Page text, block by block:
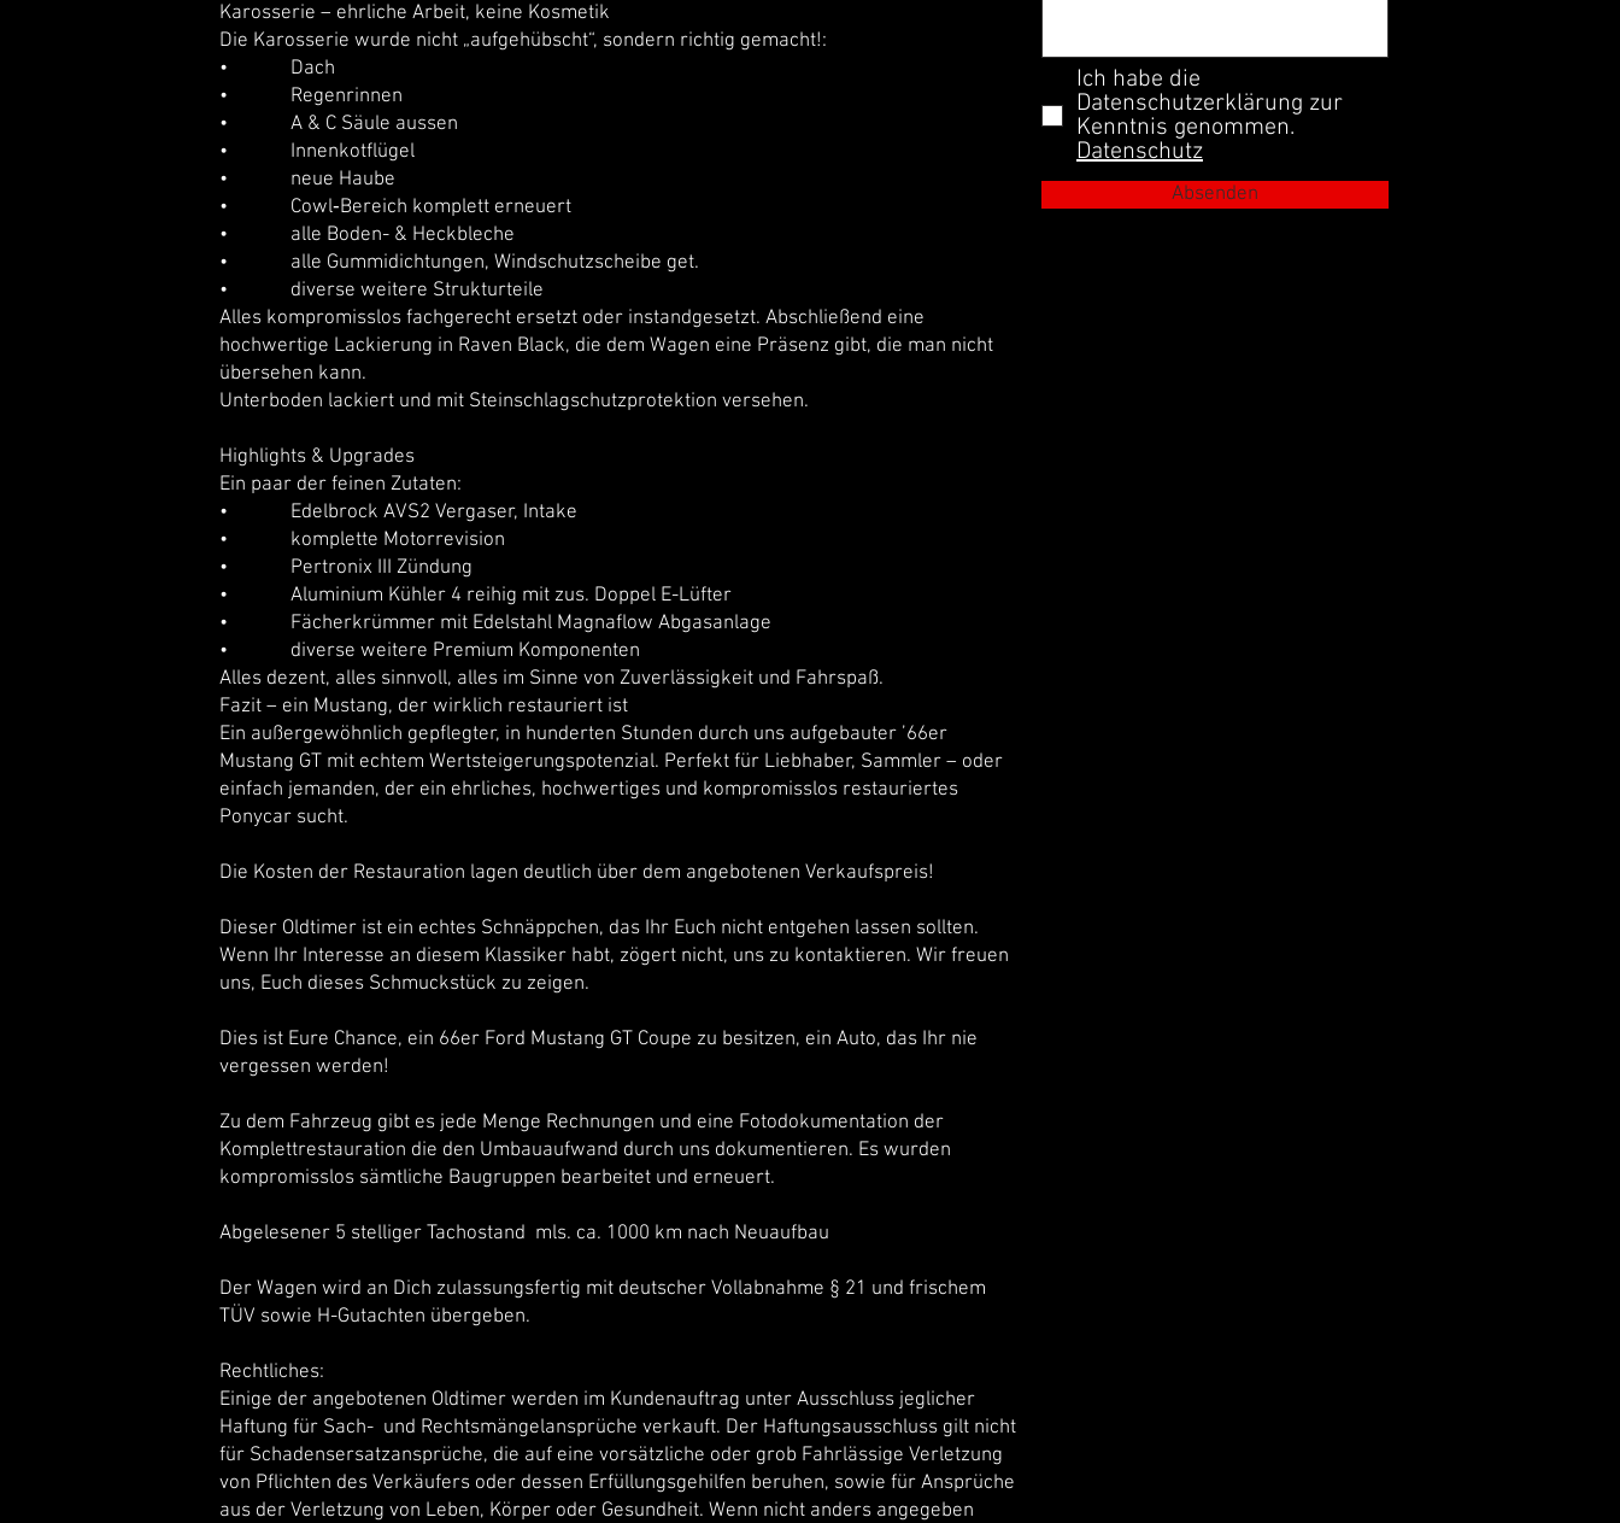
Karosserie – ehrliche Arbeit, keine Kosmetik
Die Karosserie wurde nicht „aufgehübscht“, sondern richtig gemacht!:
• Dach
• Regenrinnen
• A & C Säule aussen
• Innenkotflügel
• neue Haube
• Cowl‑Bereich komplett erneuert
• alle Boden- & Heckbleche
• alle Gummidichtungen, Windschutzscheibe get.
• diverse weitere Strukturteile
Alles kompromisslos fachgerecht ersetzt oder instandgesetzt. Abschließend eine
hochwertige Lackierung in Raven Black, die dem Wagen eine Präsenz gibt, die man nicht
übersehen kann.
Unterboden lackiert und mit Steinschlagschutzprotektion versehen.
Highlights & Upgrades
Ein paar der feinen Zutaten:
• Edelbrock AVS2 Vergaser, Intake
• komplette Motorrevision
• Pertronix III Zündung
• Aluminium Kühler 4 reihig mit zus. Doppel E-Lüfter
• Fächerkrümmer mit Edelstahl Magnaflow Abgasanlage
• diverse weitere Premium Komponenten
Alles dezent, alles sinnvoll, alles im Sinne von Zuverlässigkeit und Fahrspaß.
Fazit – ein Mustang, der wirklich restauriert ist
Ein außergewöhnlich gepflegter, in hunderten Stunden durch uns aufgebauter ’66er
Mustang GT mit echtem Wertsteigerungspotenzial. Perfekt für Liebhaber, Sammler – oder
einfach jemanden, der ein ehrliches, hochwertiges und kompromisslos restauriertes
Ponycar sucht.
​Die Kosten der Restauration lagen deutlich über dem angebotenen Verkaufspreis!​
Dieser Oldtimer ist ein echtes Schnäppchen, das Ihr Euch nicht entgehen lassen sollten.
Wenn Ihr Interesse an diesem Klassiker habt, zögert nicht, uns zu kontaktieren. Wir freuen
uns, Euch dieses Schmuckstück zu zeigen.
Dies ist Eure Chance, ein 66er Ford Mustang GT Coupe zu besitzen, ein Auto, das Ihr nie
vergessen werden!
Zu dem Fahrzeug gibt es jede Menge Rechnungen und eine Fotodokumentation der
Komplettrestauration die den Umbauaufwand durch uns dokumentieren. Es wurden
kompromisslos sämtliche Baugruppen bearbeitet und erneuert.
Abgelesener 5 stelliger Tachostand mls. ca. 1000 km nach Neuaufbau
Der Wagen wird an Dich zulassungsfertig mit deutscher Vollabnahme § 21 und frischem
TÜV sowie H-Gutachten übergeben.
Rechtliches:
Einige der angebotenen Oldtimer werden im Kundenauftrag unter Ausschluss jeglicher
Haftung für Sach- und Rechtsmängelansprüche verkauft. Der Haftungsausschluss gilt nicht
für Schadensersatzansprüche, die auf eine vorsätzliche oder grob Fahrlässige Verletzung
von Pflichten des Verkäufers oder dessen Erfüllungsgehilfen beruhen, sowie für Ansprüche
aus der Verletzung von Leben, Körper oder Gesundheit. Wenn nicht anders angegeben
Ich habe die
Datenschutzerklärung zur
Kenntnis genommen.
Datenschutz
Absenden